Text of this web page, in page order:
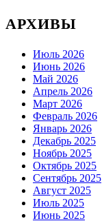
АРХИВЫ
Июль 2026
Июнь 2026
Май 2026
Апрель 2026
Март 2026
Февраль 2026
Январь 2026
Декабрь 2025
Ноябрь 2025
Октябрь 2025
Сентябрь 2025
Август 2025
Июль 2025
Июнь 2025